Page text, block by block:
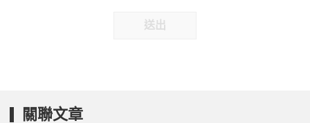
送出
關聯文章